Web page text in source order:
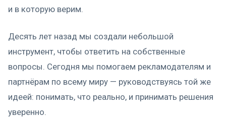
и в которую верим.
Десять лет назад мы создали небольшой
инструмент, чтобы ответить на собственные
вопросы. Сегодня мы помогаем рекламодателям и
партнёрам по всему миру — руководствуясь той же
идеей: понимать, что реально, и принимать решения
уверенно.